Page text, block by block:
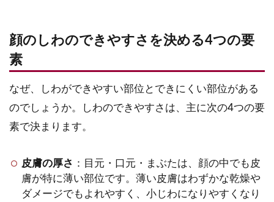
顔のしわのできやすさを決める4つの要
素
なぜ、しわができやすい部位とできにくい部位がある
のでしょうか。しわのできやすさは、主に次の4つの要
素で決まります。
皮膚の厚さ ：目元・口元・まぶたは、顔の中でも皮
膚が特に薄い部位です。薄い皮膚はわずかな乾燥や
ダメージでもよれやすく、小じわになりやすくなり